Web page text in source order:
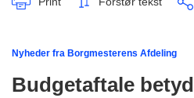
Nyheder fra Borgmesterens Afdeling
Budgetaftale